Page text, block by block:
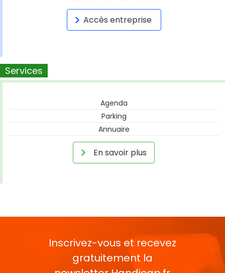
Accès entreprise
Services
Agenda
Parking
Annuaire
En savoir plus
Inscrivez-vous et recevez
gratuitement la